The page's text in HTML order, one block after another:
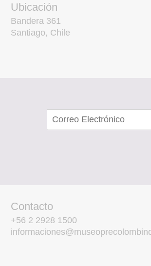
Ubicación
Bandera 361
Santiago, Chile
Contacto
+56 2 2928 1500